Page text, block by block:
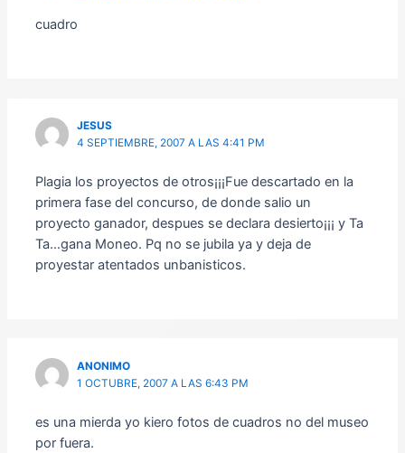
cuadro
JESUS
4 SEPTIEMBRE, 2007 A LAS 4:41 PM
Plagia los proyectos de otros¡¡¡Fue descartado en la
primera fase del concurso, de donde salio un
proyecto ganador, despues se declara desierto¡¡¡ y Ta
Ta…gana Moneo. Pq no se jubila ya y deja de
proyestar atentados unbanisticos.
ANONIMO
1 OCTUBRE, 2007 A LAS 6:43 PM
es una mierda yo kiero fotos de cuadros no del museo
por fuera.